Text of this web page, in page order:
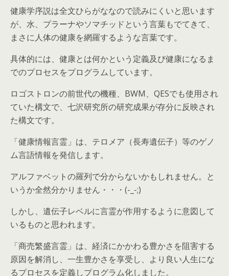
健康学序説は全文ひらがななので読みにくいと思います
が、水、プラーナやソマチッドという言葉もでてきて、
まさに人体の健康を網羅するような言葉です。
具体的には、健康とは何かという定義及び健康になるま
でのプロセスをプログラムしています。
ロゴストロンの前世代の機種、BWM、QESでも使用され
ていた構文で、七沢研究所の研究成果が存分に反映され
た構文です。
「健康情報言霊」は、テロメア（長寿遺伝子）等のゲノ
ム言語情報を発信します。
アルファベットの羅列で分からないかもしれません。と
いうか全然分かりません・・・(-_-;)
しかし、遺伝子レベルに言霊が作用するように意図して
いるものと思われます。
「商売繁盛言霊」は、経済にかかわる豊かさを阻害する
原因を解消し、一生豊かさを享受し、より良い人生にな
るプロセスを定義しプログラム化しました。